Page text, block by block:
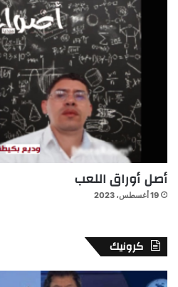
أصل أوراق اللعب
19 أغسطس، 2023
كرونيك